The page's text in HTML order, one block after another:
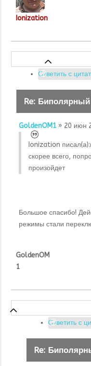
Ionization
Ответить с
Re:
GoldenOM1 » 20 июн
Ionization писал(а):
скорее всего,
произойдет
Большое спасибо!
режимы стали
GoldenOM
1
Ответить с
Re: